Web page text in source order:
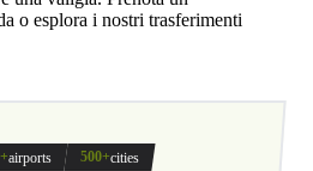
o esplora i nostri trasferimenti
airports 500+cities